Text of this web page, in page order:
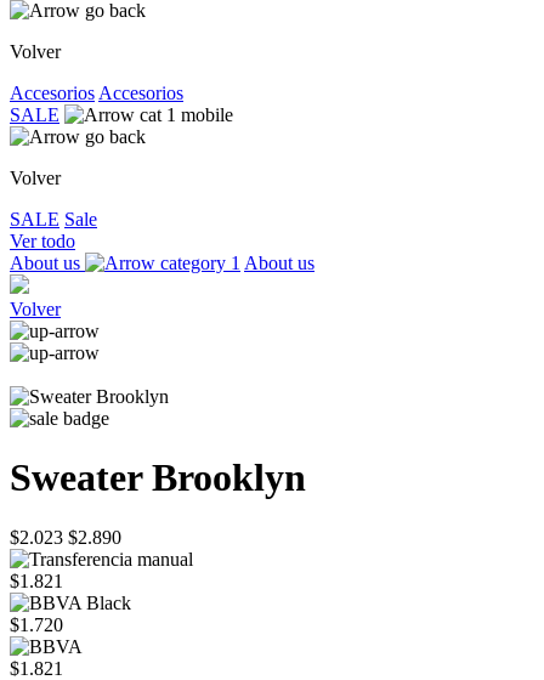
Volver
Accesorios Accesorios
SALE
Volver
SALE Sale
Ver todo
About us
About us
Volver
Sweater Brooklyn
$2.023 $2.890
$1.821
$1.720
$1.821